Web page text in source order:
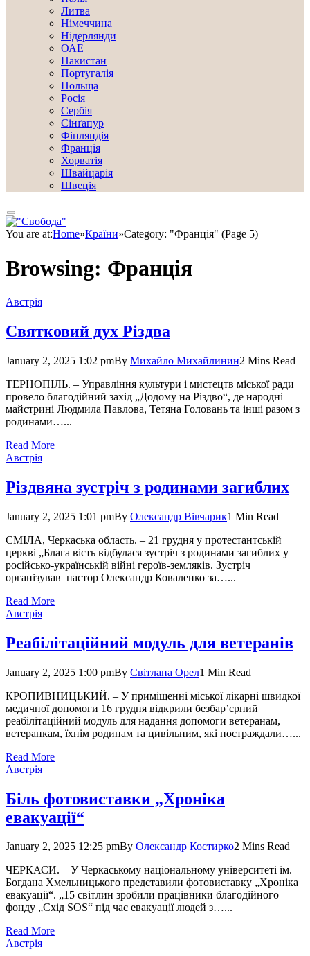
Литва
Німеччина
Нідерлянди
ОАЕ
Пакистан
Португалія
Польща
Росія
Сербія
Сінґапур
Фінляндія
Франція
Хорватія
Швайцарія
Швеція
You are at:Home»Країни»Category: "Франція" (Page 5)
Browsing: Франція
Австрія
Святковий дух Різдва
January 2, 2025 1:02 pmBy Михайло Михайлинин2 Mins Read
ТЕРНОПІЛЬ. – Управління культури і мистецтв міської ради
провело благодійний захід „Додому на Різдво“, де народні
майстрині Людмила Павлова, Тетяна Головань та інші разом з
родинами…...
Read More
Австрія
Різдвяна зустріч з родинами загиблих
January 2, 2025 1:01 pmBy Олександр Вівчарик1 Min Read
СМІЛА, Черкаська область. – 21 грудня у протестантській
церкві „Блага вість відбулася зустріч з родинами загиблих у
російсько-українській війні героїв-земляків. Зустріч
організував пастор Олександр Коваленко за…...
Read More
Австрія
Реабілітаційний модуль для ветеранів
January 2, 2025 1:00 pmBy Світлана Орел1 Min Read
КРОПИВНИЦЬКИЙ. – У приміщенні міської лікарні швидкої
медичної допомоги 16 грудня відкрили безбар’єрний
реабілітаційний модуль для надання допомоги ветеранам,
ветеранкам, їхнім родинам та цивільним, які постраждали…...
Read More
Австрія
Біль фотовиставки „Хроніка
евакуації“
January 2, 2025 12:25 pmBy Олександр Костирко2 Mins Read
ЧЕРКАСИ. – У Черкаському національному університеті ім.
Богдана Хмельницького представили фотовиставку „Хроніка
евакуації“. „15 світлин зробили працівники благодійного
фонду „Схід SOS“ під час евакуації людей з…...
Read More
Австрія